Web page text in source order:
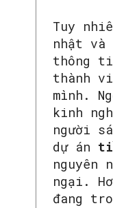
Tuy
nhật và
thông
thành
mình.
kinh
người
dự án
nguyên
ngại.
đang